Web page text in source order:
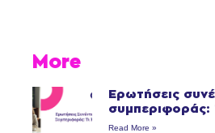
More
Ερωτήσεις
συμπεριφοράς:
Read More »